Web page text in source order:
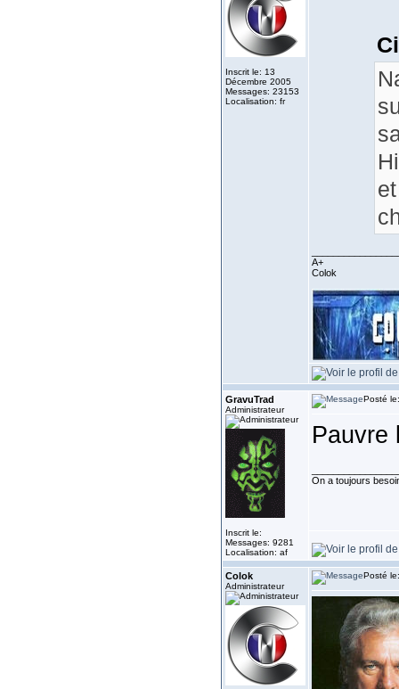
Inscrit le: 13
Décembre 2005
Messages: 23153
Localisation: fr
A+
Colok
GravuTrad
Administrateur
Inscrit le:
Messages: 9281
Localisation: af
Posté
Pauvre
On a toujours
Colok
Administrateur
Posté